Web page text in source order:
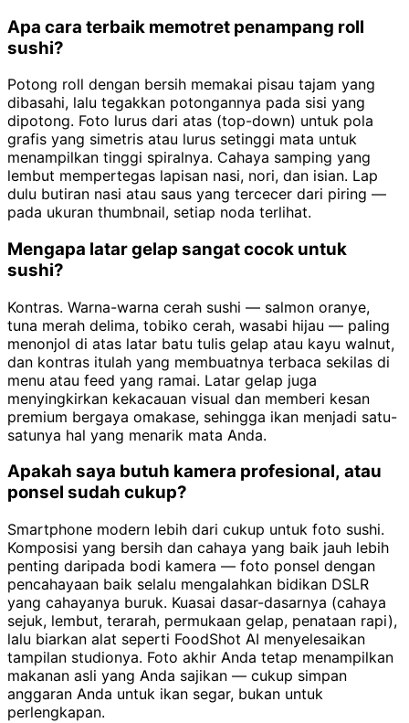
Apa cara terbaik memotret penampang roll
sushi?
Potong roll dengan bersih memakai pisau tajam yang
dibasahi, lalu tegakkan potongannya pada sisi yang
dipotong. Foto lurus dari atas (top-down) untuk pola
grafis yang simetris atau lurus setinggi mata untuk
menampilkan tinggi spiralnya. Cahaya samping yang
lembut mempertegas lapisan nasi, nori, dan isian. Lap
dulu butiran nasi atau saus yang tercecer dari piring —
pada ukuran thumbnail, setiap noda terlihat.
Mengapa latar gelap sangat cocok untuk
sushi?
Kontras. Warna-warna cerah sushi — salmon oranye,
tuna merah delima, tobiko cerah, wasabi hijau — paling
menonjol di atas latar batu tulis gelap atau kayu walnut,
dan kontras itulah yang membuatnya terbaca sekilas di
menu atau feed yang ramai. Latar gelap juga
menyingkirkan kekacauan visual dan memberi kesan
premium bergaya omakase, sehingga ikan menjadi satu-
satunya hal yang menarik mata Anda.
Apakah saya butuh kamera profesional, atau
ponsel sudah cukup?
Smartphone modern lebih dari cukup untuk foto sushi.
Komposisi yang bersih dan cahaya yang baik jauh lebih
penting daripada bodi kamera — foto ponsel dengan
pencahayaan baik selalu mengalahkan bidikan DSLR
yang cahayanya buruk. Kuasai dasar-dasarnya (cahaya
sejuk, lembut, terarah, permukaan gelap, penataan rapi),
lalu biarkan alat seperti FoodShot AI menyelesaikan
tampilan studionya. Foto akhir Anda tetap menampilkan
makanan asli yang Anda sajikan — cukup simpan
anggaran Anda untuk ikan segar, bukan untuk
perlengkapan.